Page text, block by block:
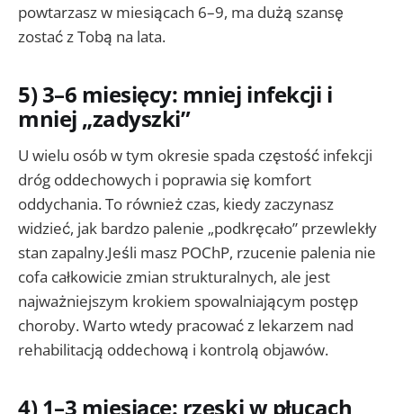
powtarzasz w miesiącach 6–9, ma dużą szansę
zostać z Tobą na lata.
5) 3–6 miesięcy: mniej infekcji i
mniej „zadyszki”
U wielu osób w tym okresie spada częstość infekcji
dróg oddechowych i poprawia się komfort
oddychania. To również czas, kiedy zaczynasz
widzieć, jak bardzo palenie „podkręcało” przewlekły
stan zapalny.Jeśli masz POChP, rzucenie palenia nie
cofa całkowicie zmian strukturalnych, ale jest
najważniejszym krokiem spowalniającym postęp
choroby. Warto wtedy pracować z lekarzem nad
rehabilitacją oddechową i kontrolą objawów.
4) 1–3 miesiące: rzęski w płucach